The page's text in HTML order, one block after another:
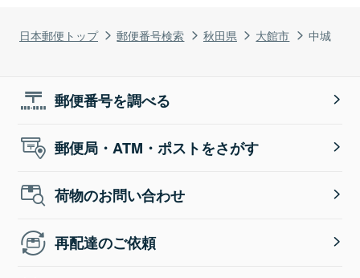
日本郵便トップ 郵便番号検索 秋田県 大館市 中城
郵便番号を調べる
郵便局・ATM・ポストをさがす
荷物のお問い合わせ
再配達のご依頼